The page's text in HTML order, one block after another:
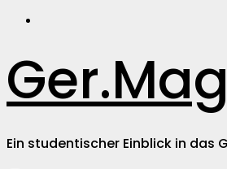
Zum
Ein studentischer Einblick in